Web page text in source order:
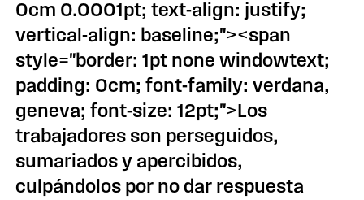
0cm 0.0001pt; text-align: justify;
vertical-align: baseline;"><span
style="border: 1pt none windowtext;
padding: 0cm; font-family: verdana,
geneva; font-size: 12pt;">Los
trabajadores son perseguidos,
sumariados y apercibidos,
culpándolos por no dar respuesta